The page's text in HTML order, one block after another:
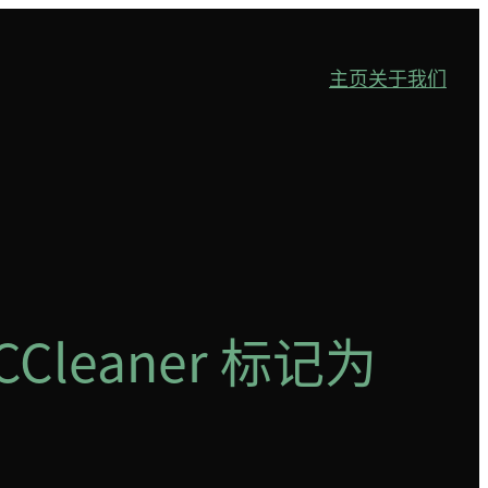
主页关于我们
标记为